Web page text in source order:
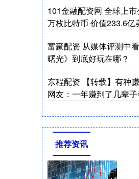
101金融配资网 全球上
万枚比特币 价值233.6亿
富豪配资 从媒体评测中
曙光》到底好玩在哪？
东程配资 【转载】有种
网友：一年赚到了几辈
推荐资讯